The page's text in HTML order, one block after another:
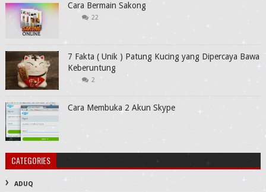
Cara Bermain Sakong
22
7 Fakta ( Unik ) Patung Kucing yang Dipercaya Bawa
Keberuntung
2
Cara Membuka 2 Akun Skype
CATEGORIES
ADUQ